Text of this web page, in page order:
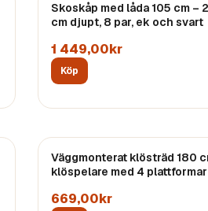
Skoskåp med låda 105 cm –
cm djupt, 8 par, ek och svart
1 449,00kr
Köp
Väggmonterat klösträd 180
klöspelare med 4 plattformar
669,00kr